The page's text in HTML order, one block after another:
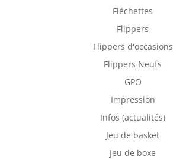
Fléchettes
Flippers
Flippers d'occasions
Flippers Neufs
GPO
Impression
Infos (actualités)
Jeu de basket
Jeu de boxe